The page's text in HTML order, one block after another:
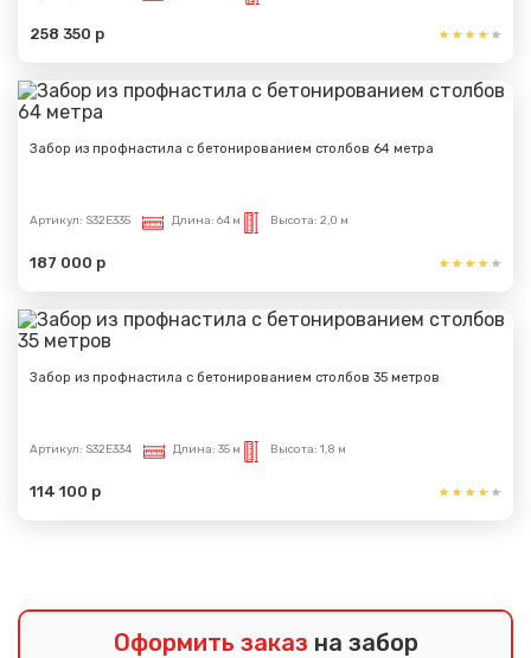
258 350 р
Забор из профнастила с бетонированием столбов 64 метра
Артикул: S32E335 Длина: 64 м Высота: 2,0 м
187 000 р
Забор из профнастила с бетонированием столбов 35 метров
Артикул: S32E334 Длина: 35 м Высота: 1,8 м
114 100 р
Оформить заказ на забор